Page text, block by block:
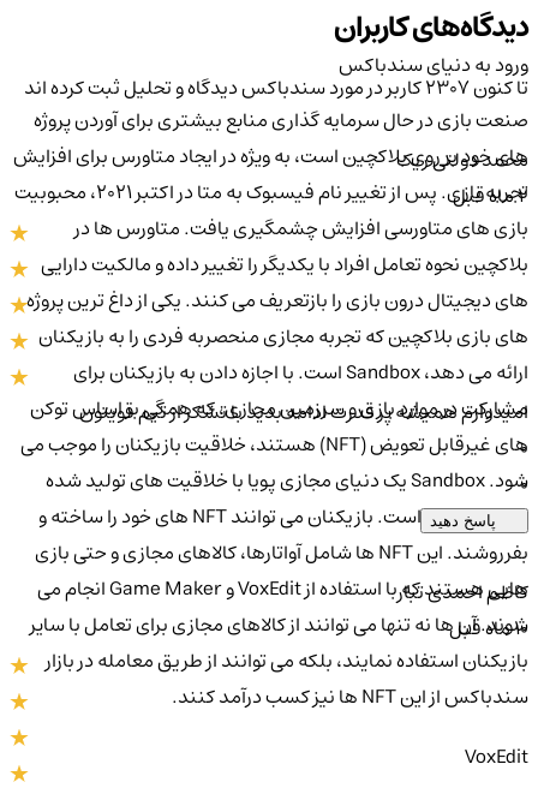
ورود به دنیای سندباکس
صنعت بازی در حال سرمایه گذاری منابع بیشتری برای آوردن پروژه
های خود بر روی بلاکچین است، به ویژه در ایجاد متاورس برای افزایش
تجربه بازی. پس از تغییر نام فیسبوک به متا در اکتبر 2021، محبوبیت
بازی های متاورسی افزایش چشمگیری یافت. متاورس ها در
بلاکچین نحوه تعامل افراد با یکدیگر را تغییر داده و مالکیت دارایی
های دیجیتال درون بازی را بازتعریف می کنند. یکی از داغ ترین پروژه
های بازی بلاکچین که تجربه مجازی منحصربه فردی را به بازیکنان
ارائه می دهد، Sandbox است. با اجازه دادن به بازیکنان برای
مشارکت در موارد بازی و سرزمین مجازی، که همگی بر اساس توکن
های غیرقابل تعویض (NFT) هستند، خلاقیت بازیکنان را موجب می
شود. Sandbox یک دنیای مجازی پویا با خلاقیت های تولید شده
توسط کاربران است. بازیکنان می توانند NFT های خود را ساخته و
بفرروشند. این NFT ها شامل آواتارها، کالاهای مجازی و حتی بازی
هایی هستند که با استفاده از VoxEdit و Game Maker انجام می
شوند. آن ها نه تنها می توانند از کالاهای مجازی برای تعامل با سایر
بازیکنان استفاده نمایند، بلکه می توانند از طریق معامله در بازار
سندباکس از این NFT ها نیز کسب درآمد کنند.
VoxEdit
دیدگاه‌های کاربران
تا کنون 2307 کاربر در مورد سندباکسدیدگاه و تحلیل ثبت کرده اند
محمد دولتی ریک
امیدوارم همیشه پر قدرت ادامه بدید با تشکر از تیم قویتون
پاسخ دهید
کاظم احمدی تبار
10 ماه قبل